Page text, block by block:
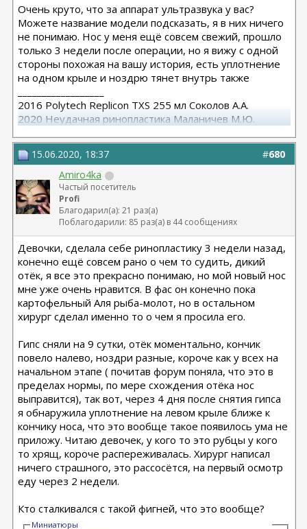
Очень круто, что за аппарат ультразвука у вас?
Можете название модели подсказать, я в них ничего
не понимаю. Нос у меня ещё совсем свежий, прошло
только 3 недели после операции, но я вижу с одной
стороны похожая на вашу история, есть уплотнение
на одном крыле и ноздрю тянет внутрь также
2016 Polytech Replicon TXS 255 мл Соколов А.А.
2020 Неудачная ринопластика Маланичев М.Ю.
#680
15.06.2020, 18:37
Amiro4ka
Частый посетитель
Profi
Благодарил(а): 21 раз(а)
Поблагодарили: 85 раз(а) в 44 сообщениях
Девочки, сделала себе ринопластику 3 недели назад,
конечно ещё совсем рано о чем то судить, дикий
отёк, я все это прекрасно понимаю, но мой новый нос
мне уже очень нравится. В фас он конечно пока
картофельный Аля рыба-молот, но в остальном
хирург сделал именно то о чем я просила его.
Гипс сняли на 9 сутки, отёк моментально, кончик
повело налево, ноздри разные, короче как у всех на
начальном этапе ( почитав форум поняла, что это в
пределах нормы, по мере схождения отёка нос
выправится), так вот, через 4 дня после снятия гипса
я обнаружила уплотнение на левом крыле ближе к
кончику носа, что это вообще такое появилось ума не
приложу. Читаю девочек, у кого то это рубцы у кого
то хрящ, короче распереживалась. Хирург написал
ничего страшного, это рассосётся, на первый осмотр
еду через 2 недели.
Кто сталкивался с такой фигней, что это вообще?
Миниатюры